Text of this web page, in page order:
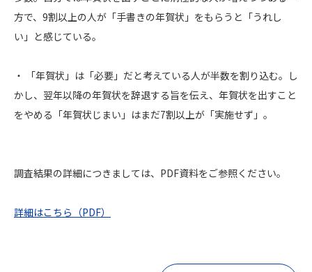
方で、9割以上の人が「手書きの年賀状」をもらうと「うれし
い」と感じている。
・ 「年賀状」は「必要」だと考えている人が半数を割り込む。し
かし、翌年以降の年賀状を辞退する旨を伝え、年賀状を出すこと
をやめる「年賀状じまい」はまだ7割以上が「実施せず」。
調査結果の詳細につきましては、PDF資料をご参照ください。
詳細はこちら（PDF）